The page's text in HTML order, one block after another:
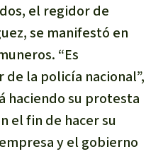
el regidor de
se manifestó en
“Es
la policía nacional”,
haciendo su protesta
el fin de hacer su
y el gobierno